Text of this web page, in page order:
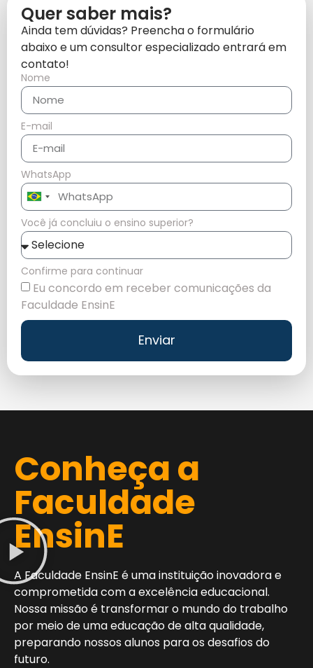
Quer saber mais?
Ainda tem dúvidas? Preencha o formulário
abaixo e um consultor especializado entrará em
contato!
Nome
E-mail
WhatsApp
Brazil
+55
Você já concluiu o ensino superior?
Confirme para continuar
Eu concordo em receber comunicações da
Faculdade EnsinE
Enviar
Conheça a
Faculdade
EnsinE
A Faculdade EnsinE é uma instituição inovadora e
comprometida com a excelência educacional.
Nossa missão é transformar o mundo do trabalho
por meio de uma educação de alta qualidade,
preparando nossos alunos para os desafios do
futuro.